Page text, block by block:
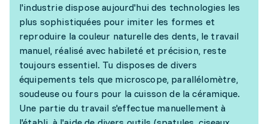
l'industrie dispose aujourd'hui des technologies les
plus sophistiquées pour imiter les formes et
reproduire la couleur naturelle des dents, le travail
manuel, réalisé avec habileté et précision, reste
toujours essentiel. Tu disposes de divers
équipements tels que microscope, parallélomètre,
soudeuse ou fours pour la cuisson de la céramique.
Une partie du travail s'effectue manuellement à